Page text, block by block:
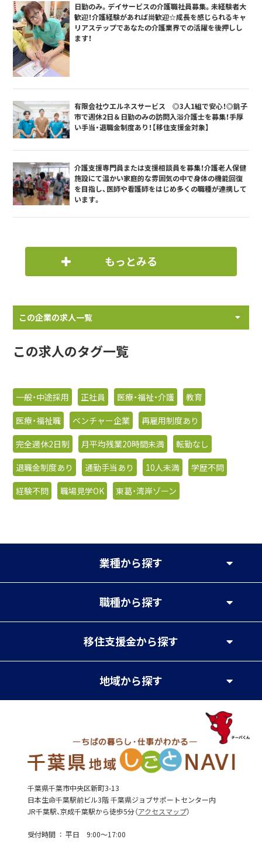
日勤のみ。デイサービスの介護職社員募集。未経験者大
歓迎！介護経験があれば尚歓迎☆成長を感じられるキャ
リアステップであなたの介護業界での活躍を後押しし
ます！
有限会社ウエルネスサービス ◎3人1組で安心！◎銚子
市で週休2日＆日勤のみの訪問入浴介護士を募集！手厚
い手当・退職金制度あり！【移住支援金対象】
介護支援専門員または支援相談員を募集！介護老人保健
施設にて温かい家庭的な雰囲気の中で身体の機能回復
を目指し、医師や看護師をはじめ多くの職種が連携して
います。
もっとみる
この企業の求人一覧
この求人のタグ一覧
一般・中途採用 正社員 医療・福祉・介護
教育
医療・福祉職
ベンチャー企業
再雇用制度あり
完全週休2日制
月平均残業20時間未満
転勤なし
退職金制度あり
通勤手当あり 10人未満
学歴不問
経験不問
職場見学OK 東葛・湾岸ゾーン
業種から探す
職種から探す
移住支援金から探す
地域から探す
千葉県千葉市中央区新町3-13
日本生命千葉駅前ビル3階 千葉県ジョブサポートセンター内
JR千葉駅、京成千葉駅から徒歩5分（アクセスマップ）
受付時間
平日 9:00～17:00